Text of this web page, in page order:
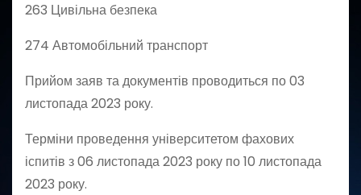
263 Цивільна безпека
274 Автомобільний транспорт
Прийом заяв та документів проводиться по 03
листопада 2023 року.
Терміни проведення університетом фахових
іспитів з 06 листопада 2023 року по 10 листопада
2023 року.